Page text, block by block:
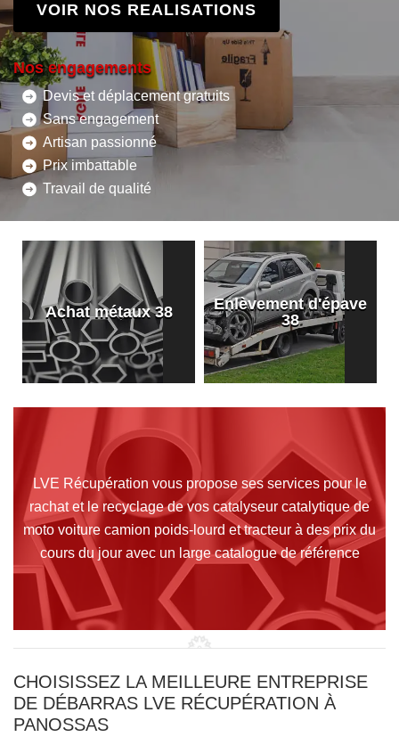
VOIR NOS REALISATIONS
Nos engagements
Devis et déplacement gratuits
Sans engagement
Artisan passionné
Prix imbattable
Travail de qualité
Achat métaux 38
Enlèvement d'épave
38
LVE Récupération vous propose ses services pour le
rachat et le recyclage de vos catalyseur catalytique de
moto voiture camion poids-lourd et tracteur à des prix du
cours du jour avec un large catalogue de référence
CHOISISSEZ LA MEILLEURE ENTREPRISE
DE DÉBARRAS LVE RÉCUPÉRATION À
PANOSSAS